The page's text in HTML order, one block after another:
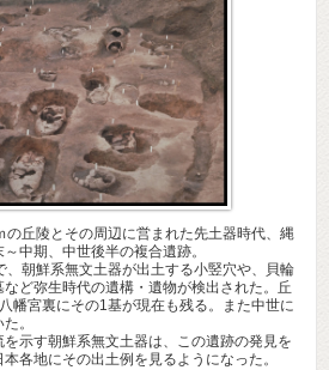
丘陵とその周辺に営まれた先土器時代、縄
中期、中世後半の複合遺跡。
朝鮮系無文土器が出土する小竪穴や、貝輪
ど弥生時代の遺構・遺物が検出された。丘
幡宮裏にその1基が現在も残る。また中世に
。
示す朝鮮系無文土器は、この遺跡の発見を
各地にその出土例を見るようになった。